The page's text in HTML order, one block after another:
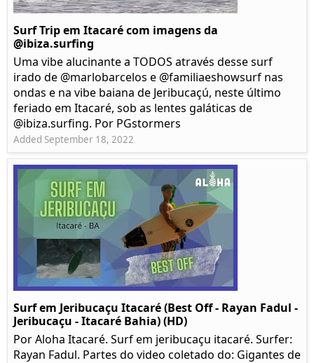
Surf Trip em Itacaré com imagens da
@ibiza.surfing
Uma vibe alucinante a TODOS através desse surf
irado de @marlobarcelos e @familiaeshowsurf nas
ondas e na vibe baiana de Jeribucaçú, neste último
feriado em Itacaré, sob as lentes galáticas de
@ibiza.surfing. Por PGstormers
Added September 18, 2022
Surf em Jeribucaçu Itacaré (Best Off - Rayan Fadul -
Jeribucaçu - Itacaré Bahia) (HD)
Por Aloha Itacaré. Surf em jeribucaçu itacaré. Surfer:
Rayan Fadul. Partes do video coletado do: Gigantes de